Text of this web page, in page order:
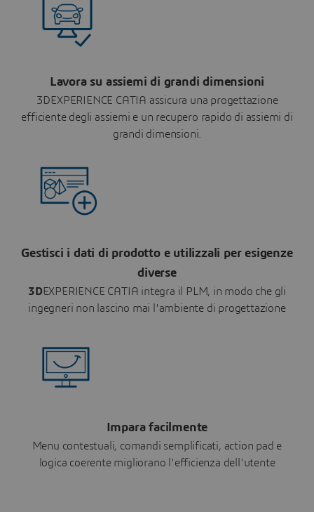
Lavora su assiemi di grandi dimensioni
3DEXPERIENCE CATIA assicura una progettazione
efficiente degli assiemi e un recupero rapido di assiemi di
grandi dimensioni.
Gestisci i dati di prodotto e utilizzali per esigenze
diverse
3DEXPERIENCE CATIA integra il PLM, in modo che gli
ingegneri non lascino mai l'ambiente di progettazione
Impara facilmente
Menu contestuali, comandi semplificati, action pad e
logica coerente migliorano l'efficienza dell'utente